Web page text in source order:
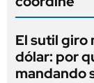
El sutil giro
dólar: por
mandando